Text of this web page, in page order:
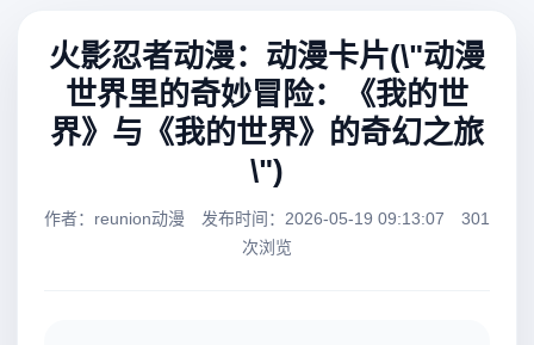
火影忍者动漫：动漫卡片(\"动漫
世界里的奇妙冒险：《我的世
界》与《我的世界》的奇幻之旅
\")
作者：reunion动漫 发布时间：2026-05-19 09:13:07
301
次浏览